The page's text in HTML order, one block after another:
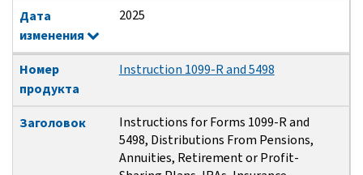
Дата
изменения
2025
Номер
продукта
Instruction 1099-R and 5498
Заголовок
Instructions for Forms 1099-R and
5498, Distributions From Pensions,
Annuities, Retirement or Profit-